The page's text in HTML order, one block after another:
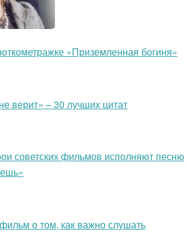
«Приземленная богиня»
верит» – 30 лучших цитат
советских фильмов исполняют песню
о том, как важно слушать